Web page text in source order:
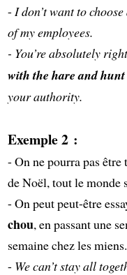
- I don’t want to
of my employees.
- You’re absolutely
with the hare and
your authority.
Exemple 2 :
- On ne pourra pas être
de Noël, tout le monde
- On peut peut-être
chou, en passant une
semaine chez les miens.
- We can’t stay all